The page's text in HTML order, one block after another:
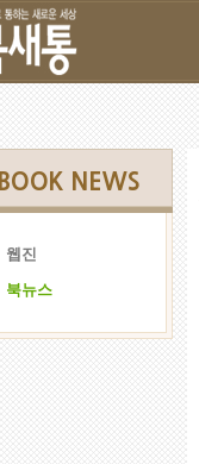
BOOK NEWS
웹진
북뉴스